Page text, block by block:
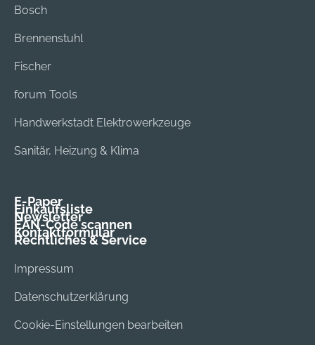
Bosch
Brennenstuhl
Fischer
forum Tools
Handwerkstadt Elektrowerkzeuge
Sanitär, Heizung & Klima
E-Paper
Einkaufsliste
Newsletter
EAN-Code scannen
Kontaktformular
Rechtliches & Service
Impressum
Datenschutzerklärung
Cookie-Einstellungen bearbeiten